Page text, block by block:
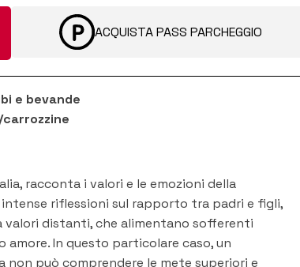
ACQUISTA PASS PARCHEGGIO
e bevande
racconta i valori e le emozioni della
riflessioni sul rapporto tra padri e figli,
valori distanti, che alimentano sofferenti
In questo particolare caso, un
può comprendere le mete superiori e